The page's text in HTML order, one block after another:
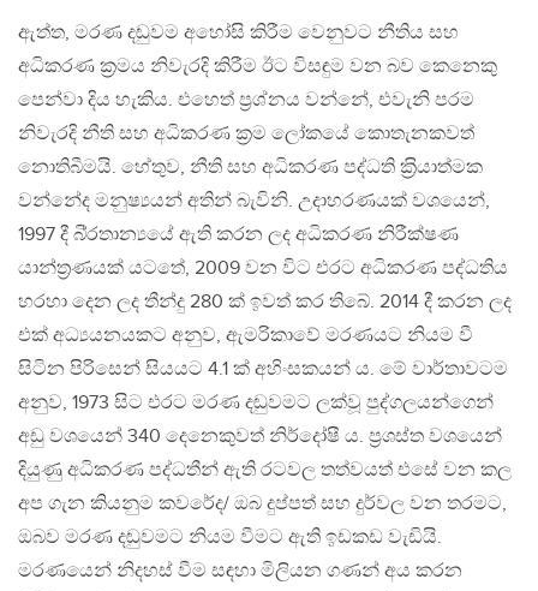
ඇත්ත, මරණ දඬුවම අහෝසි කිරීම වෙනුවට නීතිය සහ
අධිකරණ ක‍්‍රමය නිවැරදි කිරීම ඊට විසඳුම වන බව කෙනෙකු
පෙන්වා දිය හැකිය. එහෙත් ප‍්‍රශ්නය වන්නේ, එවැනි පරම
නිවැරදි නීති සහ අධිකරණ ක‍්‍රම ලෝකයේ කොතැනකවත්
නොතිබීමයි. හේතුව, නීති සහ අධිකරණ පද්ධති ක‍්‍රියාත්මක
වන්නේද මනුෂ්‍යයන් අතින් බැවිනි. උදාහරණයක් වශයෙන්,
1997 දී බි‍්‍රතාන්‍යයේ ඇති කරන ලද අධිකරණ නිරීක්ෂණ
යාන්ත‍්‍රණයක් යටතේ, 2009 වන විට එරට අධිකරණ පද්ධතිය
හරහා දෙන ලද තීන්දු 280 ක් ඉවත් කර තිබේ. 2014 දී කරන ලද
එක් අධ්‍යයනයකට අනුව, ඇමරිකාවේ මරණයට නියම වී
සිටින පිරිසෙන් සියයට 4.1 ක් අහිංසකයන් ය. මේ වාර්තාවටම
අනුව, 1973 සිට එරට මරණ දඬුවමට ලක්වූ පුද්ගලයන්ගෙන්
අඩු වශයෙන් 340 දෙනෙකුවත් නිර්දෝෂී ය. ප‍්‍රශස්ත වශයෙන්
දියුණු අධිකරණ පද්ධතීන් ඇති රටවල තත්වයත් එසේ වන කල
අප ගැන කියනුම කවරේද/ ඔබ දුප්පත් සහ දුර්වල වන තරමට,
ඔබව මරණ දඬුවමට නියම වීමට ඇති ඉඩකඩ වැඩියි.
මරණයෙන් නිදහස් වීම සඳහා මිලියන ගණන් අය කරන